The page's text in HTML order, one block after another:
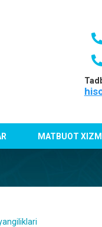
MATBUOT